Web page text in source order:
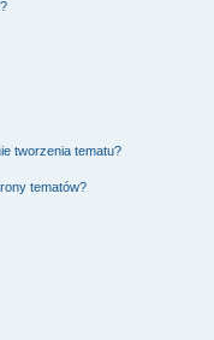
tworzenia tematu?
tematów?